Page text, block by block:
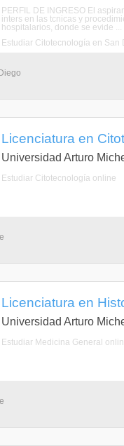
PERFIL DE INGRESO El
inters en las tcnicas y
hospitalarios, donde se evide ...
Estudiar Citotecnología en San
Licenciatura en
Universidad Arturo
Estudiar Citotecnología online
Licenciatura en
Universidad Arturo
Estudiar Medicina General